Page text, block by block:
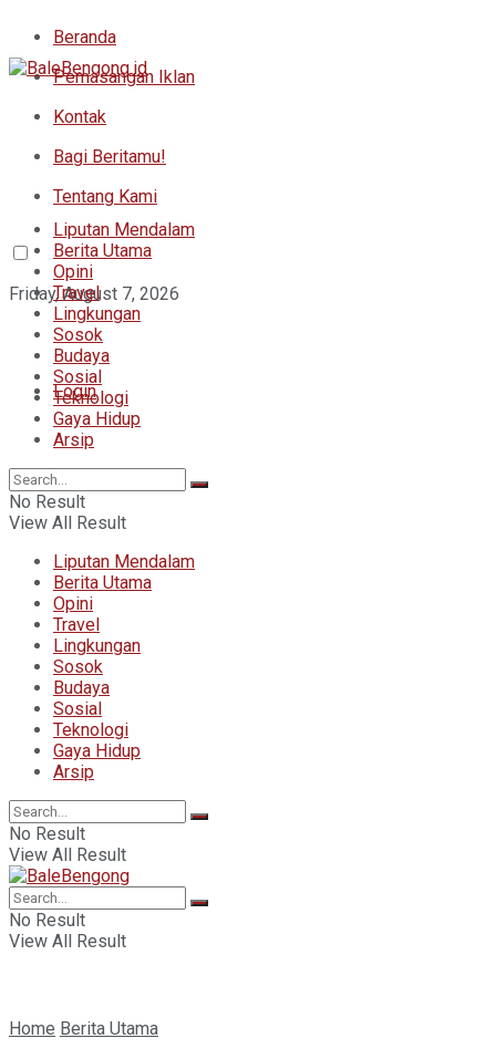
Beranda
Pemasangan Iklan
Kontak
Bagi Beritamu!
Tentang Kami
Friday, August 7, 2026
Login
Liputan Mendalam
Berita Utama
Opini
Travel
Lingkungan
Sosok
Budaya
Sosial
Teknologi
Gaya Hidup
Arsip
No Result
View All Result
Liputan Mendalam
Berita Utama
Opini
Travel
Lingkungan
Sosok
Budaya
Sosial
Teknologi
Gaya Hidup
Arsip
No Result
View All Result
No Result
View All Result
Home Berita Utama